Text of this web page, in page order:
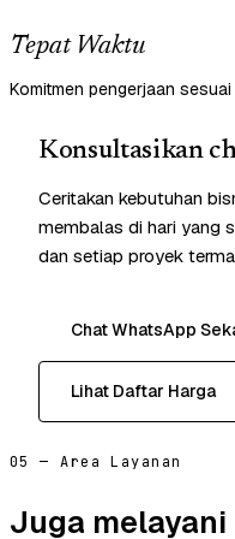
Tepat Waktu
Komitmen pengerjaan
Konsultasikan
Ceritakan kebutuhan
membalas di hari yang
dan setiap proyek
Chat WhatsApp
Lihat Daftar Harga
05 — Area Layanan
Juga